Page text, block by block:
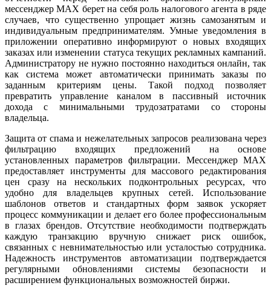
мессенджер MAX берет на себя роль налогового агента в ряде
случаев, что существенно упрощает жизнь самозанятым и
индивидуальным предпринимателям. Умные уведомления в
приложении оперативно информируют о новых входящих
заказах или изменении статуса текущих рекламных кампаний.
Администратору не нужно постоянно находиться онлайн, так
как система может автоматически принимать заказы по
заданным критериям цены. Такой подход позволяет
превратить управление каналом в пассивный источник
дохода с минимальными трудозатратами со стороны
владельца.
Защита от спама и нежелательных запросов реализована через
фильтрацию входящих предложений на основе
установленных параметров фильтрации. Мессенджер MAX
предоставляет инструменты для массового редактирования
цен сразу на нескольких подконтрольных ресурсах, что
удобно для владельцев крупных сетей. Использование
шаблонов ответов и стандартных форм заявок ускоряет
процесс коммуникации и делает его более профессиональным
в глазах брендов. Отсутствие необходимости подтверждать
каждую транзакцию вручную снижает риск ошибок,
связанных с невнимательностью или усталостью сотрудника.
Надежность инструментов автоматизации подтверждается
регулярными обновлениями системы безопасности и
расширением функциональных возможностей биржи.